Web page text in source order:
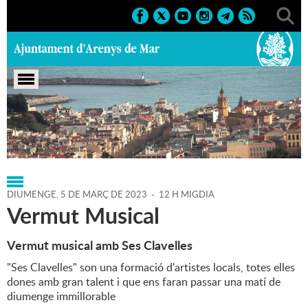
Portada > Regidories > Cultura > Agenda > 05-03-2023
DIUMENGE, 5 DE MARÇ DE 2023 - 12 H MIGDIA
Vermut Musical
Vermut musical amb Ses Clavelles
"Ses Clavelles" son una formació d'artistes locals, totes elles
dones amb gran talent i que ens faran passar una matí de
diumenge immillorable